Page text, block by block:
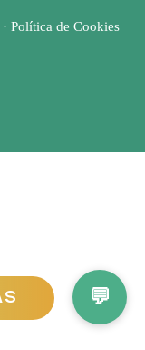
· Política de Cookies
💬